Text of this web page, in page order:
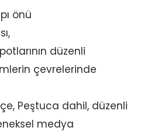
önü
düzenli
çevrelerinde
Peştuca dahil, düzenli
medya